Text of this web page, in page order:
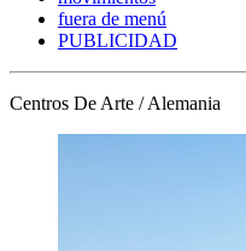
fuera de menú
PUBLICIDAD
Centros De Arte / Alemania